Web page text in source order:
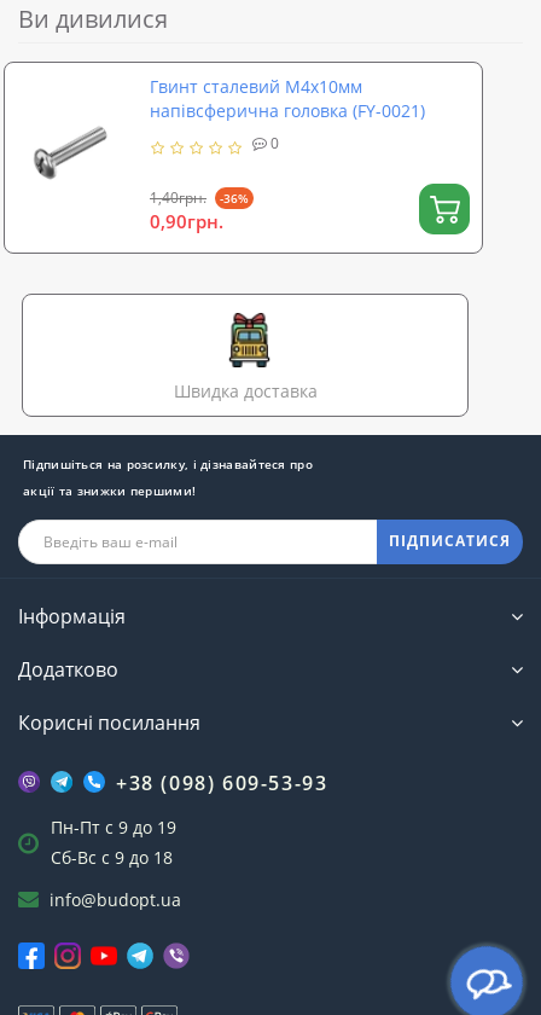
Ви дивилися
Гвинт сталевий М4х10мм
напівсферична головка (FY-0021)
0
1,40грн. -36%
0,90грн.
Швидка доставка
Підпишіться на розсилку, і дізнавайтеся про
акції та знижки першими!
ПІДПИСАТИСЯ
Інформація
Додатково
Корисні посилання
+38 (098) 609-53-93
Пн-Пт с 9 до 19
Сб-Вс с 9 до 18
info@budopt.ua